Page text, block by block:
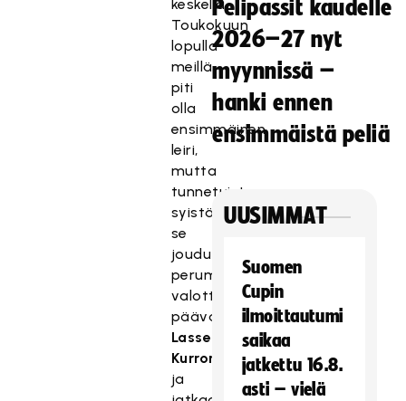
keskellä.
Toukokuun
lopulla
meillä
piti
olla
ensimmäinen
leiri,
mutta
tunnetuista
syistä
se
jouduttiin
perumaan,
valottaa
päävalmentaja
Lasse
Kurronen
ja
Pelipassit kaudelle
2026–27 nyt
myynnissä –
hanki ennen
ensimmäistä peliä
UUSIMMAT
Suomen
Cupin
ilmoittautumi
saikaa
jatkettu 16.8.
asti – vielä